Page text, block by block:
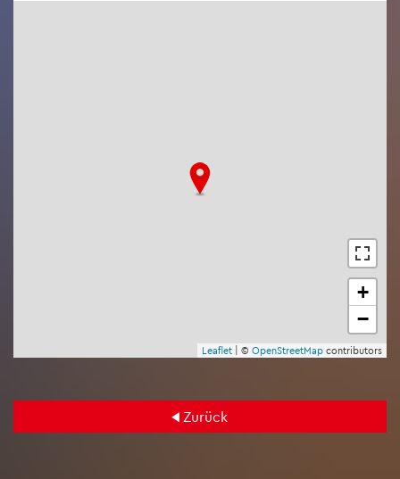
+
−
Leaf­let | © Open­Street­Map con­tri­bu­tors
Zu­rück